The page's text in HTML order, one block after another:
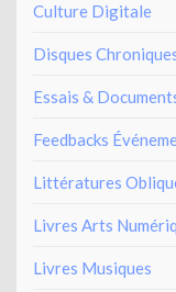
Culture Digitale
Disques
Essais &
Feedbacks
Littératures
Livres Arts
Livres Musiques